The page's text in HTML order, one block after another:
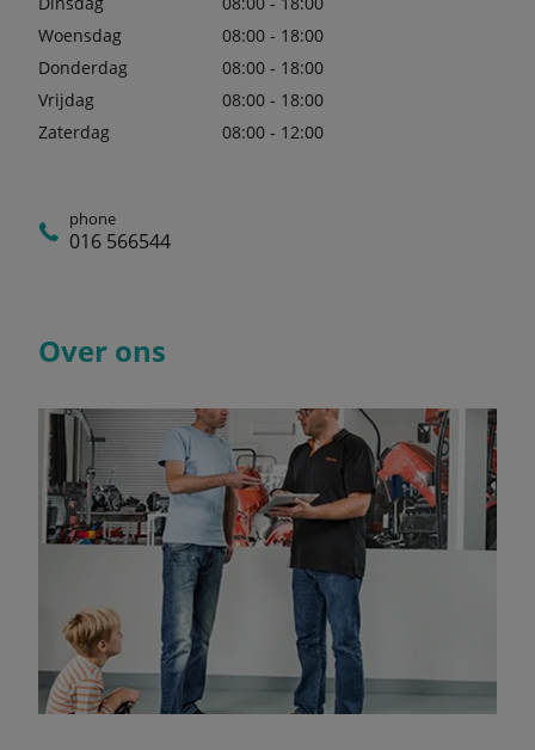
Woensdag
08:00 - 18:00
Donderdag
08:00 - 18:00
Vrijdag
08:00 - 18:00
Zaterdag
08:00 - 12:00
phone
016 566544
Over ons